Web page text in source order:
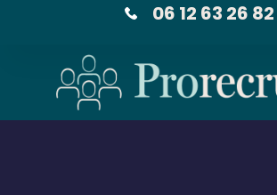
06 12 63 26 82